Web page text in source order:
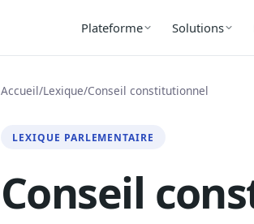
Plateforme Solutions
Accueil/Lexique/Conseil constitutionnel
LEXIQUE PARLEMENTAIRE
Conseil